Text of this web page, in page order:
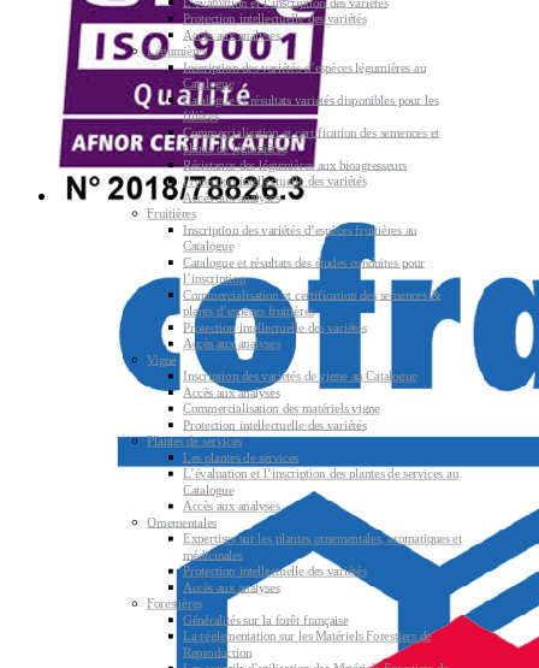
Protection intellectuelle des variétés
Accès aux analyses
Légumières
Inscription des variétés d’espèces légumières au
Catalogue
Catalogue et résultats variétés disponibles pour les
filières
Commercialisation et certification des semences et
plants de légumières
Résistance des légumières aux bioagresseurs
Protection intellectuelle des variétés
Accès aux analyses
Fruitières
Inscription des variétés d’espèces fruitières au
Catalogue
Catalogue et résultats des études conduites pour
l’inscription
Commercialisation et certification des semences &
plants d’espèces fruitières
Protection intellectuelle des variétés
Accès aux analyses
Vigne
Inscription des variétés de vigne au Catalogue
Accès aux analyses
Commercialisation des matériels vigne
Protection intellectuelle des variétés
Plantes de services
Les plantes de services
L’évaluation et l’inscription des plantes de services au
Catalogue
Accès aux analyses
Ornementales
Expertises sur les plantes ornementales, aromatiques et
médicinales
Protection intellectuelle des variétés
Accès aux analyses
Forestières
Généralités sur la forêt française
La réglementation sur les Matériels Forestiers de
Reproduction